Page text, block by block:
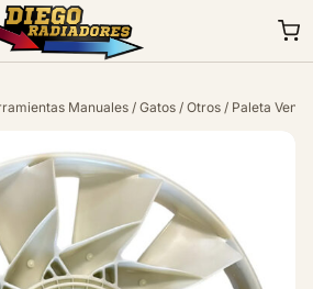
Manuales / Gatos / Otros / Paleta